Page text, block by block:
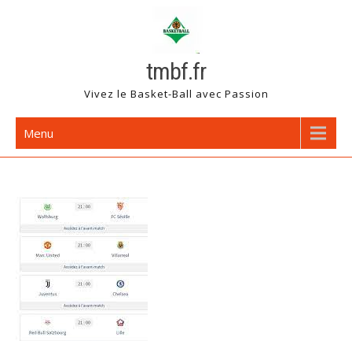
tmbf.fr
Vivez le Basket-Ball avec Passion
Menu